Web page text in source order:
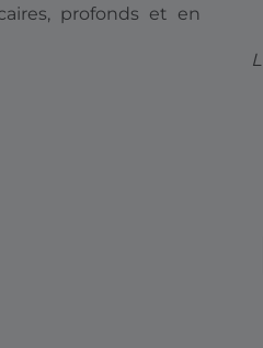
profonds et en